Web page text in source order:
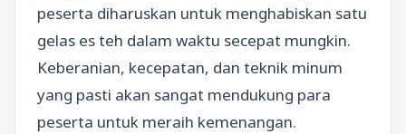
peserta diharuskan untuk menghabiskan satu
gelas es teh dalam waktu secepat mungkin.
Keberanian, kecepatan, dan teknik minum
yang pasti akan sangat mendukung para
peserta untuk meraih kemenangan.